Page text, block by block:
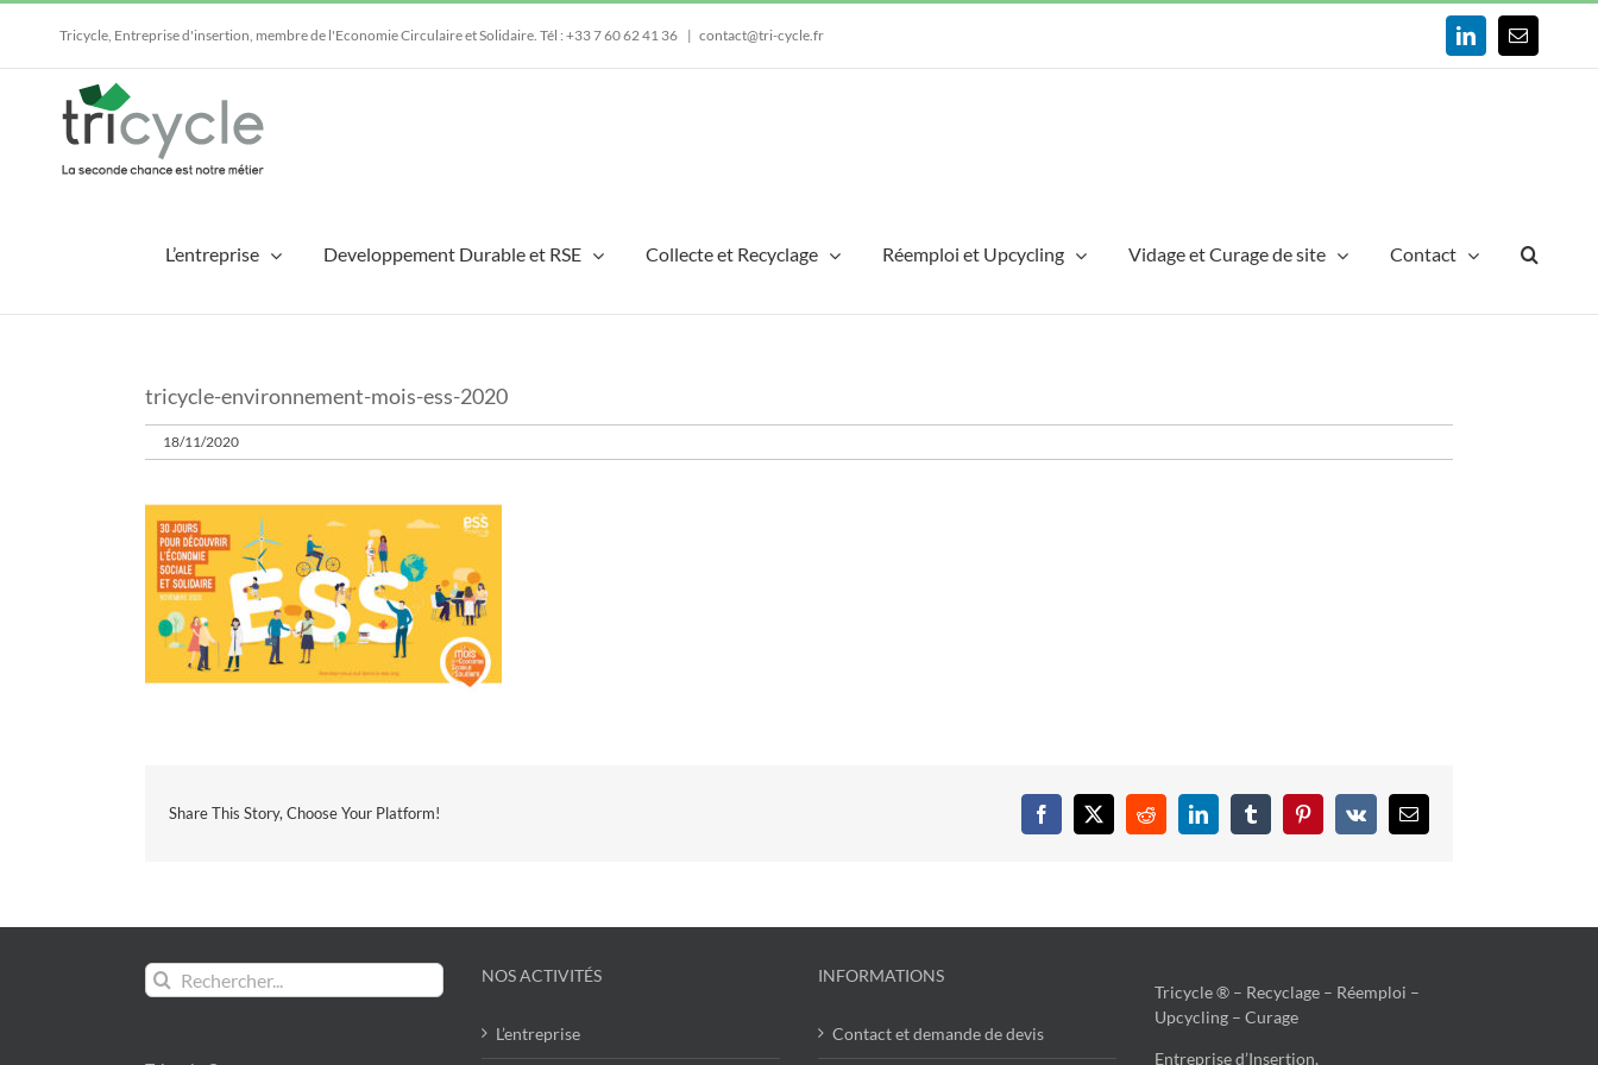
Tricycle, Entreprise d'insertion, membre de l'Economie Circulaire et Solidaire. Tél : +33 7 60 62 41 36 | contact@tri-cycle.fr LinkedInEmail
L’entreprise Developpement Durable et RSE Collecte et Recyclage Réemploi et Upcycling Vidage et Curage de site Contact
tricycle-environnement-mois-ess-2020
18/11/2020
Share This Story, Choose Your Platform! Facebook
X RedditLinkedInTumblrPinterest
Vk Email
Rechercher: NOS ACTIVITÉS
L’entreprise
INFORMATIONS
Contact et demande de devis
Tricycle ® – Recyclage – Réemploi –
Upcycling – Curage
Entreprise d’Insertion,